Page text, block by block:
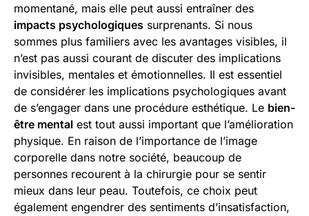
momentané, mais elle peut aussi entraîner des
impacts psychologiques surprenants. Si nous
sommes plus familiers avec les avantages visibles, il
n’est pas aussi courant de discuter des implications
invisibles, mentales et émotionnelles. Il est essentiel
de considérer les implications psychologiques avant
de s’engager dans une procédure esthétique. Le bien-
être mental est tout aussi important que l’amélioration
physique. En raison de l’importance de l’image
corporelle dans notre société, beaucoup de
personnes recourent à la chirurgie pour se sentir
mieux dans leur peau. Toutefois, ce choix peut
également engendrer des sentiments d’insatisfaction,